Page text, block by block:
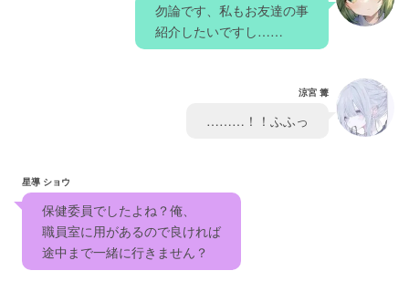
勿論です、私もお友達の事
紹介したいですし……
涼宮 篝
………！！ふふっ
星導 ショウ
保健委員でしたよね？俺、
職員室に用があるので良ければ
途中まで一緒に行きません？